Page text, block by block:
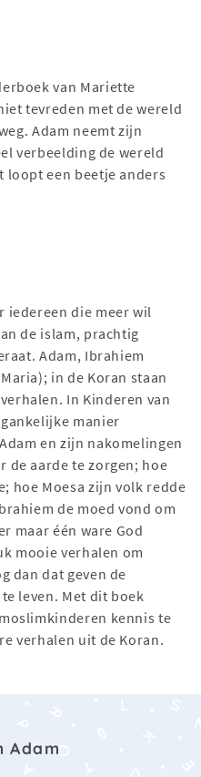
van Mariette
tevreden met de wereld
Adam neemt zijn
verbeelding de wereld
loopt een beetje anders
iedereen die meer wil
de islam, prachtig
Adam, Ibrahiem
in de Koran staan
In Kinderen van
manier
en zijn nakomelingen
de aarde te zorgen; hoe
hoe Moesa zijn volk redde
de moed vond om
maar één ware God
mooie verhalen om
dan dat geven de
leven. Met dit boek
kennis te
verhalen uit de Koran.
Adam